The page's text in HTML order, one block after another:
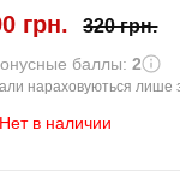
грн. 320 грн.
баллы:2
нараховуються лише
Нет в наличии